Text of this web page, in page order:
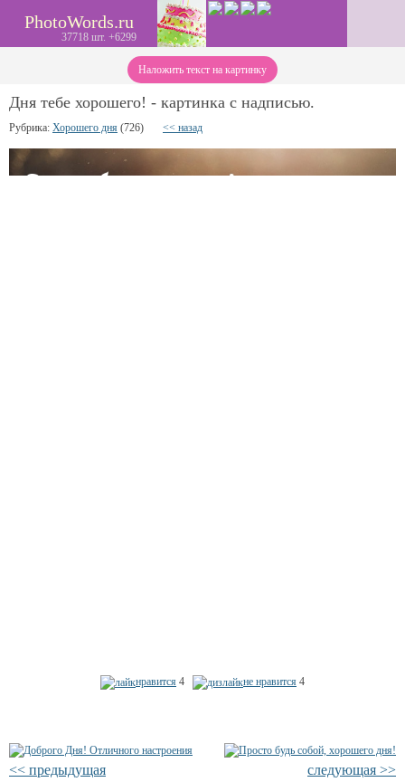
PhotoWords.ru
37718 шт. +6299
Наложить текст на картинку
Дня тебе хорошего! - картинка с надписью.
Рубрика: Хорошего дня (726) << назад
нравится 4 не нравится 4
<< предыдущая следующая >>